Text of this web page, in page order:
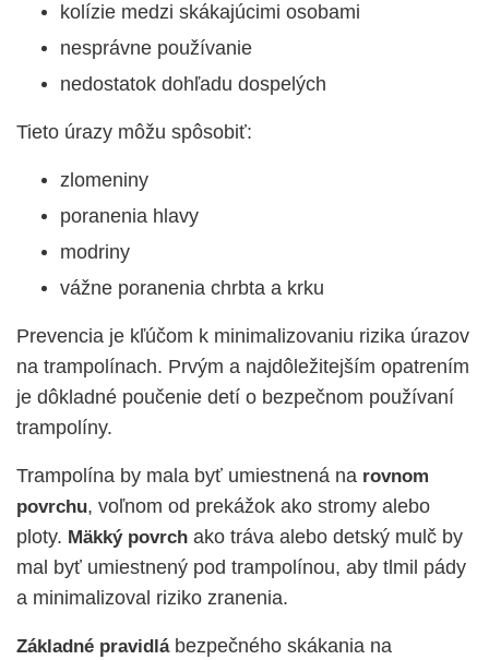
kolízie medzi skákajúcimi osobami
nesprávne používanie
nedostatok dohľadu dospelých
Tieto úrazy môžu spôsobiť:
zlomeniny
poranenia hlavy
modriny
vážne poranenia chrbta a krku
Prevencia je kľúčom k minimalizovaniu rizika úrazov
na trampolínach. Prvým a najdôležitejším opatrením
je dôkladné poučenie detí o bezpečnom používaní
trampolíny.
Trampolína by mala byť umiestnená na rovnom
povrchu, voľnom od prekážok ako stromy alebo
ploty. Mäkký povrch ako tráva alebo detský mulč by
mal byť umiestnený pod trampolínou, aby tlmil pády
a minimalizoval riziko zranenia.
Základné pravidlábezpečného skákania na